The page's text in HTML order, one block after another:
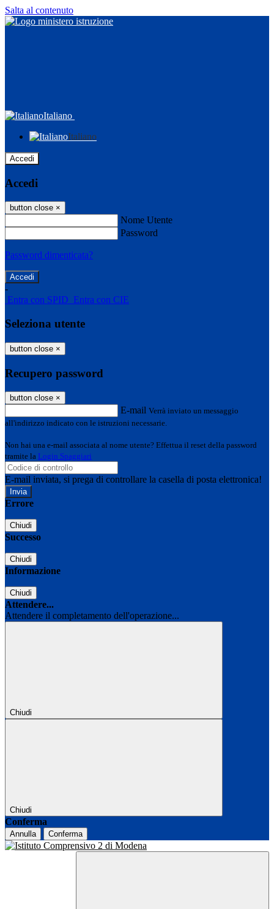
Salta al contenuto
Italiano
Italiano
Accedi
Accedi
button close ×
Nome Utente
Password
Password dimenticata?
-
Entra con SPID Entra con CIE
Seleziona utente
button close ×
Recupero password
button close ×
E-mail Verrà inviato un messaggio
all'indirizzo indicato con le istruzioni necessarie.
Non hai una e-mail associata al nome utente? Effettua il reset della password
tramite la Login Spaggiari
E-mail inviata, si prega di controllare la casella di posta elettronica!
Errore
Chiudi
Successo
Chiudi
Informazione
Chiudi
Attendere...
Attendere il completamento dell'operazione...
Chiudi
Chiudi
Conferma
Annulla Conferma